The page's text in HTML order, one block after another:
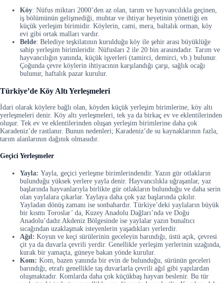
Köy: Nüfus miktarı 2000’den az olan, tarım ve hayvancılıkla geçinen,
iş bölümünün gelişmediği, muhtar ve ihtiyar heyetinin yönettiği en
küçük yerleşim birimidir. Köylerin, cami, mera, baltalık orman, köy
evi gibi ortak malları vardır.
Belde: Belediye teşkilatının kurulduğu köy ile şehir arası büyüklüğe
sahip yerleşim birimleridir. Nüfusları 2 ile 20 bin arasındadır. Tarım ve
hayvancılığın yanında, küçük işyerleri (tamirci, demirci, vb.) bulunur.
Çoğunda çevre köylerin ihtiyacının karşılandığı çarşı, sağlık ocağı
bulunur, haftalık pazar kurulur.
Türkiye’de Köy Altı Yerleşmeleri
İdari olarak köylere bağlı olan, köyden küçük yerleşim birimlerine, köy altı
yerleşmeleri denir. Köy altı yerleşmeleri, tek ya da birkaç ev ve eklentilerinden
oluşur. Tek ev ve eklentilerinden oluşan yerleşim birimlerine daha çok
Karadeniz’de rastlanır. Bunun nedenleri; Karadeniz’de su kaynaklarının fazla,
tarım alanlarının dağınık olmasıdır.
Geçici Yerleşmeler
Yayla: Yayla, geçici yerleşme birimlerindendir. Yazın gür otlakların
bulunduğu yüksek yerlere yayla denir. Hayvancılıkla uğraşanlar, yaz
başlarında hayvanlarıyla birlikte gür otlakların bulunduğu ve daha serin
olan yaylalara çıkarlar. Yaylaya daha çok yaz başlarında çıkılır.
Yayladan dönüş zamanı ise sonbahardır. Türkiye’deki yaylaların büyük
bir kısmı Toroslar’ da, Kuzey Anadolu Dağları’nda ve Doğu
Anadolu’dadır.Akdeniz Bölgesinde ise yaylalar yazın bunaltıcı
sıcağından uzaklaşmak isteyenlerin yaşadıkları yerlerdir.
Ağıl: Koyun ve keçi sürülerinin geceleyin barındığı, üstü açık, çevresi
çit ya da duvarla çevrili yerdir. Genellikle yerleşim yerlerinin uzağında,
kurak bir yamaçta, güneye bakan yönde kurulur.
Kom: Kom, bazen yanında bir evin de bulunduğu, sürünün geceleri
barındığı, etrafı genellikle taş duvarlarla çevrili ağıl gibi yapılardan
oluşmaktadır. Komlarda daha çok küçükbaş hayvan beslenir. Bu tür